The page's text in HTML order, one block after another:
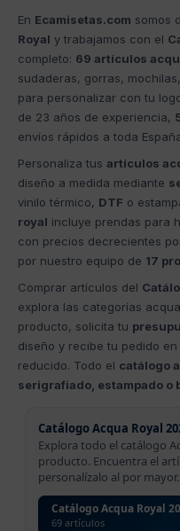
En Ecamisetas.com somos
Royal y trabajamos con el
completo: 69 artículos
sudaderas, gorras,
para personalizar con tu
de 23 años de experiencia,
envíos rápidos a toda
Personaliza tus artículos
diseño a medida mediante
vinilo térmico, DTF o
royal incluye prendas para
con precios decrecientes
por nuestro equipo de 17
Comprar artículos del
explora las categorías
producto, solicita tu
diseño y recibe tu pedido
reducido. Todo el catálogo
serigrafiado, estampado o
Catálogo Acqua Royal
Explora todo el catálogo
producto. Encuentra el
personalízalo al por mayor.
Catálogo Acqua Royal
69 artículos